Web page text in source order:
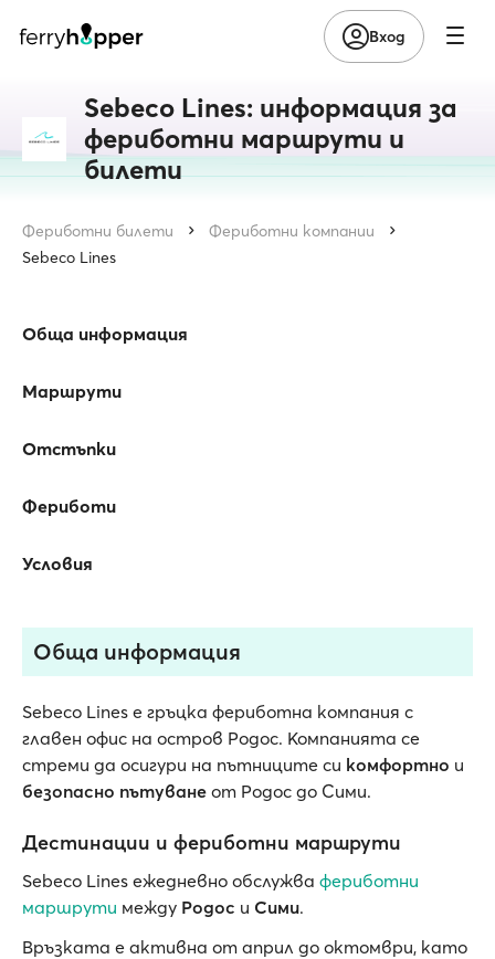
Вход
Sebeco Lines: информация за
фериботни маршрути и
билети
Фериботни билети
Фериботни компании
Sebeco Lines
Обща информация
Маршрути
Отстъпки
Фериботи
Условия
Обща информация
Sebeco Lines е гръцка фериботна компания с
главен офис на остров Родос. Компанията се
стреми да осигури на пътниците си комфортно и
безопасно пътуване от Родос до Сими.
Дестинации и фериботни маршрути
Sebeco Lines ежедневно обслужва фериботни
маршрути между Родос и Сими.
Връзката е активна от април до октомври, като